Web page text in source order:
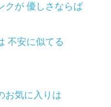
クが 優しさならば
不安に似てる
お気に入りは